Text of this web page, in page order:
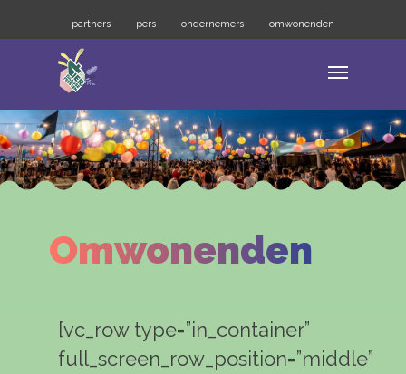
partners pers ondernemers omwonenden
Omwonenden
[vc_row type=”in_container”
full_screen_row_position=”middle”